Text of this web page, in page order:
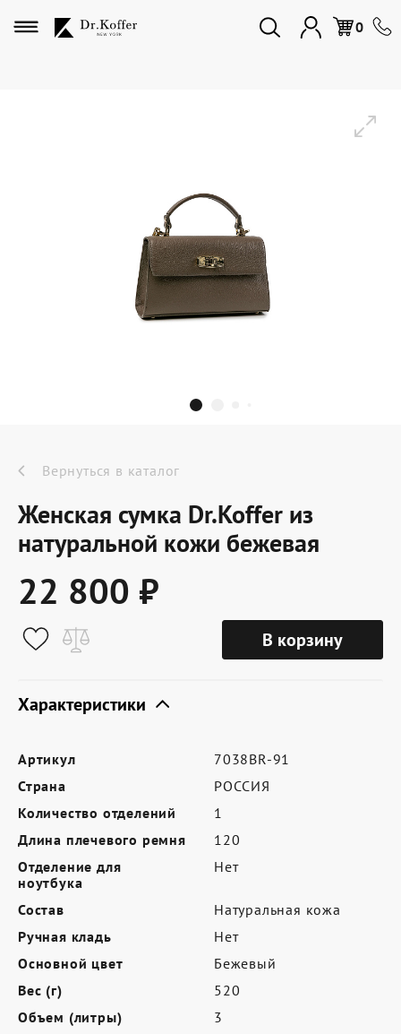
0
Избранное
Женская коллекция
Подарки и сувениры
Dr.Koffer Outlet
Новинки
Акции
О компании
Условия доставки
Сертификат Dr.Koffer
Где купить
Партнерам
Контакты
Программа лояльности
Политика обработки персональных
данных
Вернуться в каталог
Женская сумка Dr.Koffer из
натуральной кожи бежевая
22 800 ₽
В корзину
Характеристики
Артикул
7038BR-91
Страна
РОССИЯ
Количество отделений
1
Длина плечевого ремня
120
Отделение для
ноутбука
Нет
Состав
Натуральная кожа
Ручная кладь
Нет
Основной цвет
Бежевый
Вес (г)
520
Объем (литры)
3